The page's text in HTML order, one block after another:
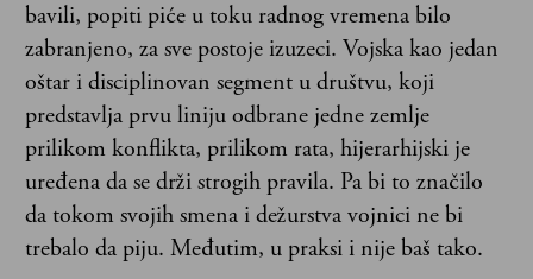
bavili, popiti piće u toku radnog vremena bilo
zabranjeno, za sve postoje izuzeci. Vojska kao jedan
oštar i disciplinovan segment u društvu, koji
predstavlja prvu liniju odbrane jedne zemlje
prilikom konflikta, prilikom rata, hijerarhijski je
uređena da se drži strogih pravila. Pa bi to značilo
da tokom svojih smena i dežurstva vojnici ne bi
trebalo da piju. Međutim, u praksi i nije baš tako.